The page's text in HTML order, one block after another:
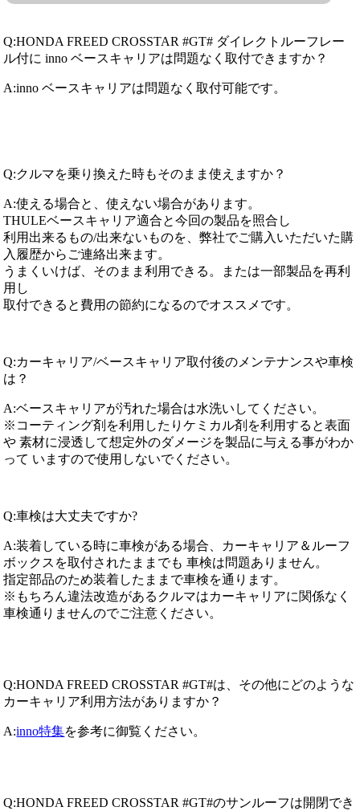
Q:HONDA FREED CROSSTAR #GT# ダイレクトルーフレー
ル付に inno ベースキャリアは問題なく取付できますか？
A:inno ベースキャリアは問題なく取付可能です。
Q:クルマを乗り換えた時もそのまま使えますか？
A:使える場合と、使えない場合があります。
THULEベースキャリア適合と今回の製品を照合し
利用出来るもの/出来ないものを、弊社でご購入いただいた購
入履歴からご連絡出来ます。
うまくいけば、そのまま利用できる。または一部製品を再利
用し
取付できると費用の節約になるのでオススメです。
Q:カーキャリア/ベースキャリア取付後のメンテナンスや車検
は？
A:ベースキャリアが汚れた場合は水洗いしてください。
※コーティング剤を利用したりケミカル剤を利用すると表面
や 素材に浸透して想定外のダメージを製品に与える事がわか
って いますので使用しないでください。
Q:車検は大丈夫ですか?
A:装着している時に車検がある場合、カーキャリア＆ルーフ
ボックスを取付されたままでも 車検は問題ありません。
指定部品のため装着したままで車検を通ります。
※もちろん違法改造があるクルマはカーキャリアに関係なく
車検通りませんのでご注意ください。
Q:HONDA FREED CROSSTAR #GT#は、その他にどのような
カーキャリア利用方法がありますか？
A:inno特集を参考に御覧ください。
Q:HONDA FREED CROSSTAR #GT#のサンルーフは開閉でき